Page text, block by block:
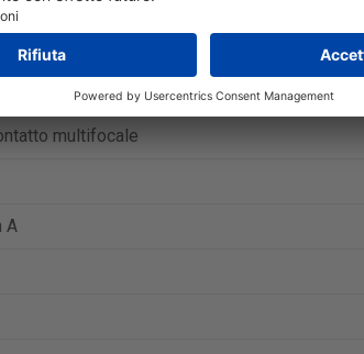
Multifocal
giornaliera
multifocale
A